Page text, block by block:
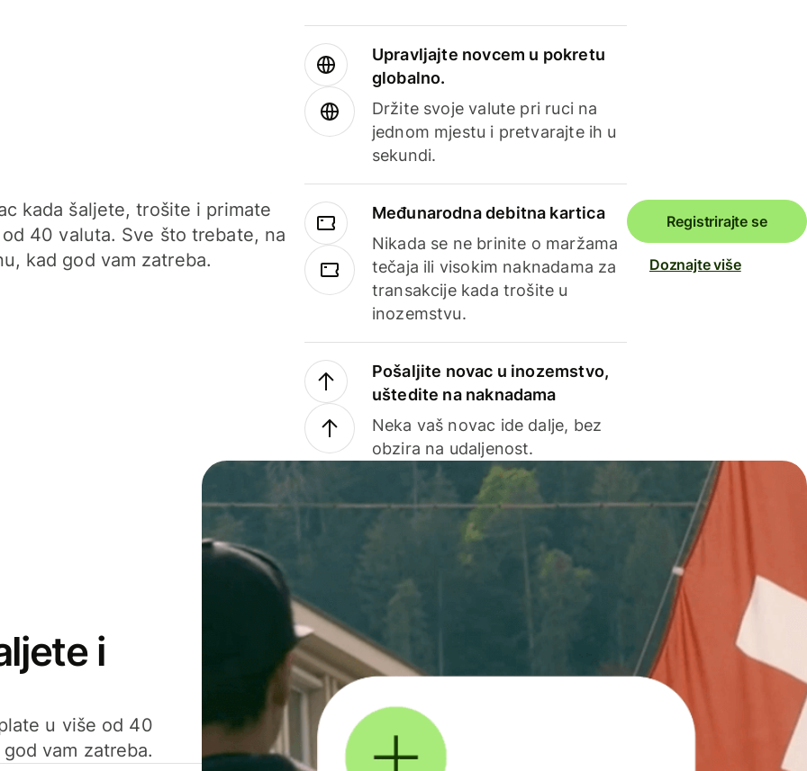
kada šaljete, trošite i primate
40 valuta. Sve što trebate, na
kad god vam zatreba.
Upravljajte novcem u pokretu
globalno.
Držite svoje valute pri ruci na
jednom mjestu i pretvarajte ih u
sekundi.
Međunarodna debitna kartica
Nikada se ne brinite o maržama
tečaja ili visokim naknadama za
transakcije kada trošite u
inozemstvu.
Pošaljite novac u inozemstvo,
uštedite na naknadama
Neka vaš novac ide dalje, bez
obzira na udaljenost.
Registrirajte se
Doznajte više
i
u više od 40
vam zatreba.